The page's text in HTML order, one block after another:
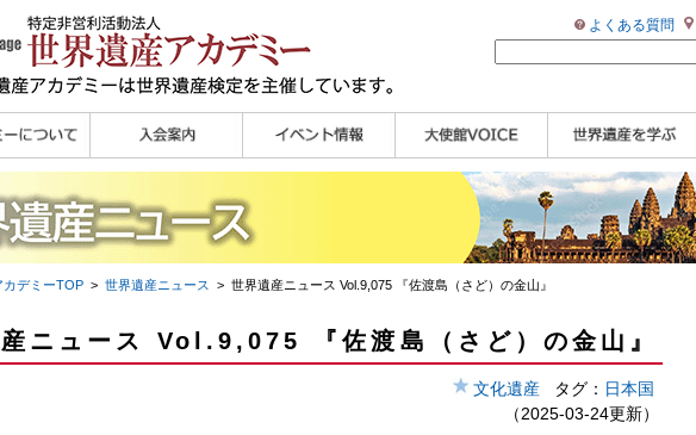
よくある質問
Hikaru 個人会員
法人会員
会報誌サンプル
会員限定ページ 講演会
大使館セミナー
展示会
講座・セミナー
ツアー情報
イベントレポート 研究員ブログ
マイスターのささや
き
WHAフォトギャラリ
ー
世界遺産応援ブログ
世界遺産検定公式
HP
学習アシスト動画
世界遺産ナビ
【pamon】
デミーTOP> 世界遺産ニュース > 世界遺産ニュース Vol.9,075 『佐渡島（さど）の金山』
ニュース Vol.9,075 『佐渡島（さど）の金山』
文化遺産タグ： 日本国
（2025-03-24更新）